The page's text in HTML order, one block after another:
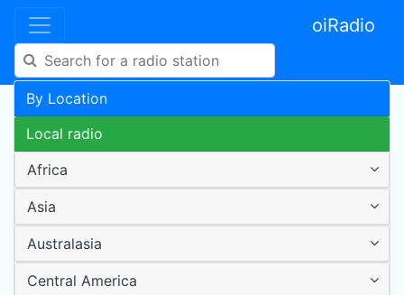
oiRadio
By Location
Local radio
Africa
Asia
Australasia
Central America